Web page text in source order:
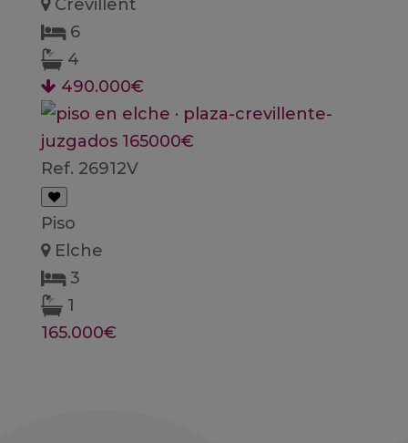
Crevillent
6
4
490.000€
Ref. 26912V
Piso
Elche
3
1
165.000€